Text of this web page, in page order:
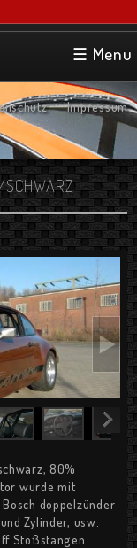
☰ Menu
Impressum
SCHWARZ
80%
wurde mit
doppelzünder
Zylinder, usw.
Stoßstangen